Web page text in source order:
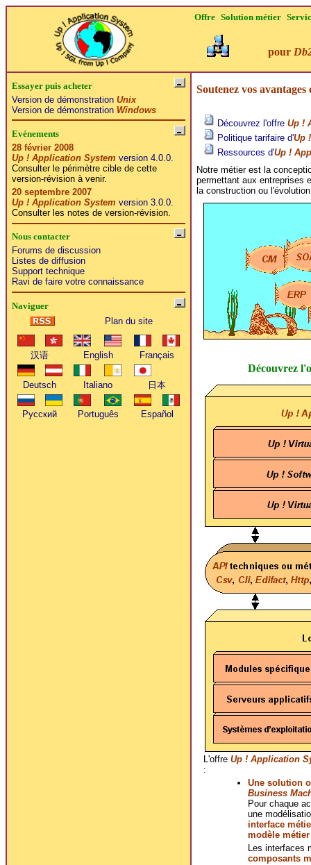
Offre Solution métier
pour
Essayer puis acheter
Version de démonstration Unix
Version de démonstration Windows
Evénements
28 février 2008
Up ! Application System version 4.0.0.
Consulter le périmètre cible de cette
version-révision à venir.
20 septembre 2007
Up ! Application System version 3.0.0.
Consulter les notes de version-révision.
Nous contacter
Forums de discussion
Listes de diffusion
Support technique
Ravi de faire votre connaissance
Naviguer
Plan du site
Soutenez vos
Découvrez l'offre Up !
Politique tarifaire d'Up
Ressources d'Up !
Notre métier est la
permettant aux entreprises
la construction ou
Découvrez
L'offre Up ! Application
:
Une solution
Business
Pour chaque
une
interface
modèle métier
Les interfaces
composants